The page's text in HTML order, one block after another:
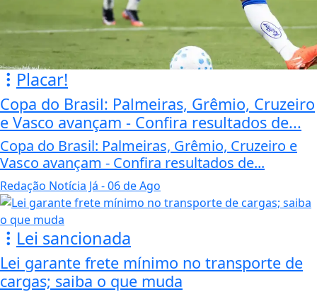
Placar!
Copa do Brasil: Palmeiras, Grêmio, Cruzeiro
e Vasco avançam - Confira resultados de...
Copa do Brasil: Palmeiras, Grêmio, Cruzeiro e
Vasco avançam - Confira resultados de...
Redação Notícia Já - 06 de Ago
Lei sancionada
Lei garante frete mínimo no transporte de
cargas; saiba o que muda